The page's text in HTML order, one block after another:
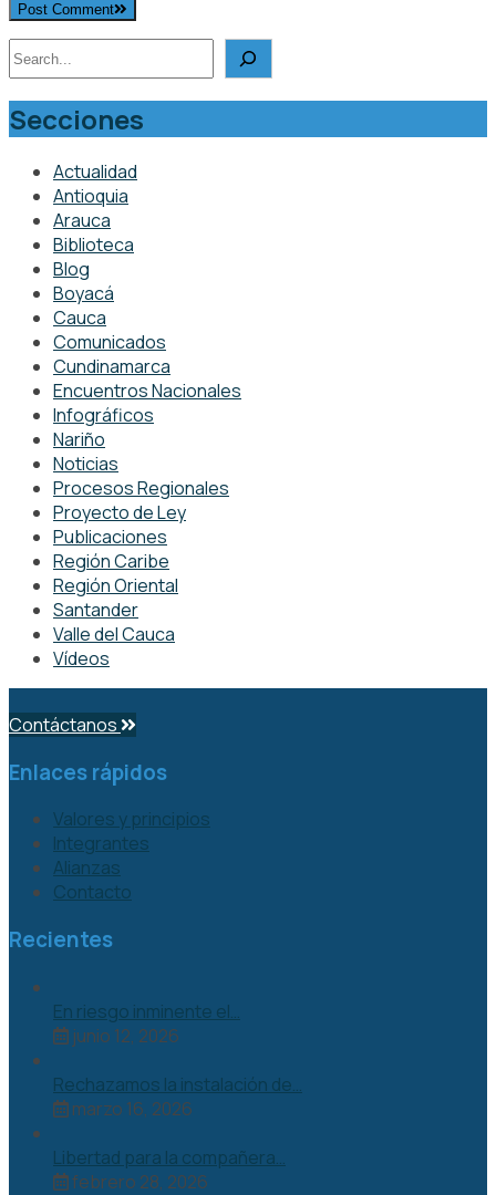
Post Comment
Buscar
Secciones
Actualidad
Antioquia
Arauca
Biblioteca
Blog
Boyacá
Cauca
Comunicados
Cundinamarca
Encuentros Nacionales
Infográficos
Nariño
Noticias
Procesos Regionales
Proyecto de Ley
Publicaciones
Región Caribe
Región Oriental
Santander
Valle del Cauca
Vídeos
Contáctanos
Enlaces rápidos
Valores y principios
Integrantes
Alianzas
Contacto
Recientes
En riesgo inminente el…
junio 12, 2026
Rechazamos la instalación de…
marzo 16, 2026
Libertad para la compañera…
febrero 28, 2026